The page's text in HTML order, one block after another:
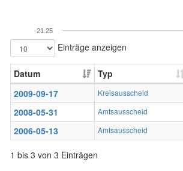
21.25
Einträge anzeigen
Datum
Typ
2009-09-17
Kreisausscheid
2008-05-31 Amtsausscheid
2006-05-13 Amtsausscheid
1 bis 3 von 3 Einträgen